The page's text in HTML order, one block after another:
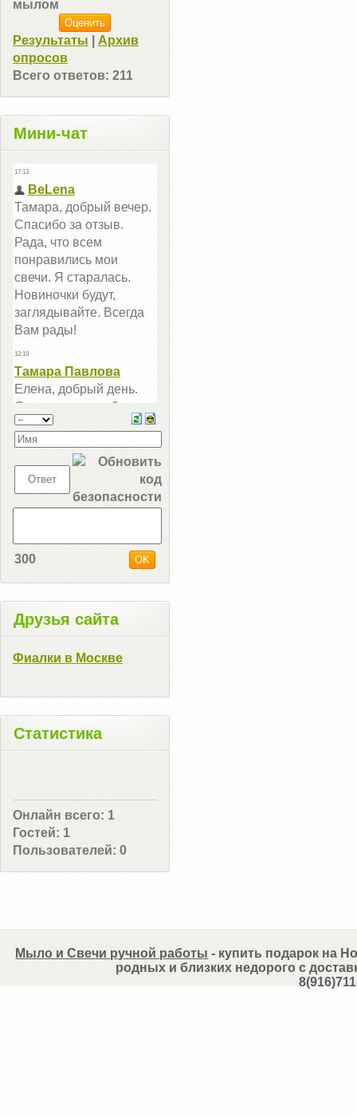
мылом
Результаты
Архив
опросов
Всего ответов: 211
Мини-чат
300
Друзья сайта
Фиалки в Москве
Статистика
Онлайн всего: 1
Гостей: 1
Пользователей: 0
Мыло и Свечи ручной работы - купить подарок на
родных и близких недорого с